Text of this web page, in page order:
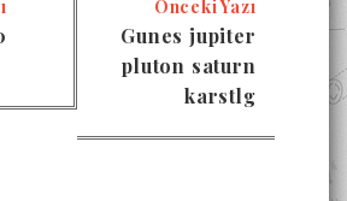
Önceki Yazı
Gunes jupiter
pluton saturn
karstlg